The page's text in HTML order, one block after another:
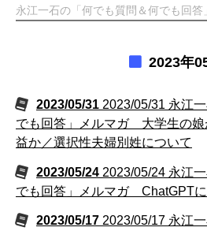
永江一石の「何でも質問＆何でも回答
2023年
2023/05/31 2023/05/31 永江
でも回答」メルマガ 大学生の娘
益か／選択性夫婦別姓について
2023/05/24 2023/05/24 永江
でも回答」メルマガ ChatGPT
2023/05/17 2023/05/17 永江